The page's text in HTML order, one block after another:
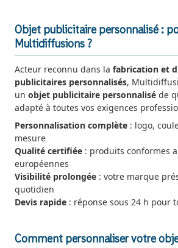
Objet publicitaire personnalisé :
Multidiffusions ?
Acteur reconnu dans la fabrication et
publicitaires personnalisés,
un objet publicitaire personnalisé de
adapté à toutes vos exigences
Personnalisation complète : logo,
mesure
Qualité certifiée : produits conformes
européennes
Visibilité prolongée : votre marque
quotidien
Devis rapide : réponse sous 24 h pour
Comment personnaliser votre